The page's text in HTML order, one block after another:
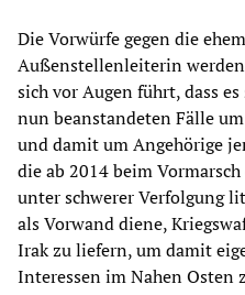
Die Vorwürfe gegen die
Außenstellenleiterin
sich vor Augen führt, dass
nun beanstandeten Fälle
und damit um Angehörige
die ab 2014 beim
unter schwerer Verfolgung
als Vorwand diene,
Irak zu liefern, um damit
Interessen im Nahen Osten